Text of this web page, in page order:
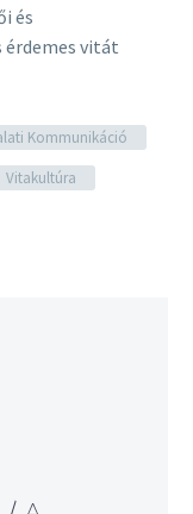
és
vitát
Kommunikáció
Vitakultúra